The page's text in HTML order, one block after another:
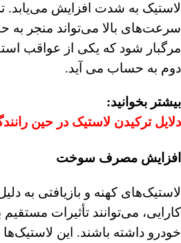
لاستیک به شدت افزایش می‌یابد.
سرعت‌های بالا می‌تواند منجر
مرگبار شود که یکی از عواقب
دوم به حساب می آید.
بیشتر بخوانید:
دلایل ترکیدن لاستیک در حین
افزایش مصرف سوخت
لاستیک‌های کهنه و بازیافتی به
کارایی، می‌توانند تأثیرات
خودرو داشته باشند. این